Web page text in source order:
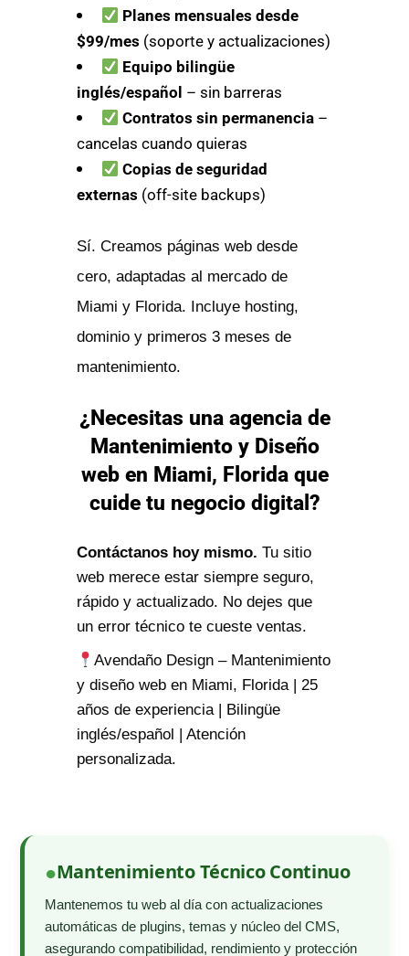
Planes mensuales desde
$99/mes (soporte y actualizaciones)
Equipo bilingüe
inglés/español – sin barreras
Contratos sin permanencia –
cancelas cuando quieras
Copias de seguridad
externas (off-site backups)
Sí. Creamos páginas web desde
cero, adaptadas al mercado de
Miami y Florida. Incluye hosting,
dominio y primeros 3 meses de
mantenimiento.
¿Necesitas una agencia de
Mantenimiento y Diseño
web en Miami, Florida que
cuide tu negocio digital?
Contáctanos hoy mismo. Tu sitio
web merece estar siempre seguro,
rápido y actualizado. No dejes que
un error técnico te cueste ventas.
Avendaño Design – Mantenimiento
y diseño web en Miami, Florida | 25
años de experiencia | Bilingüe
inglés/español | Atención
personalizada.
Mantenimiento Técnico Continuo
Mantenemos tu web al día con actualizaciones
automáticas de plugins, temas y núcleo del CMS,
asegurando compatibilidad, rendimiento y protección